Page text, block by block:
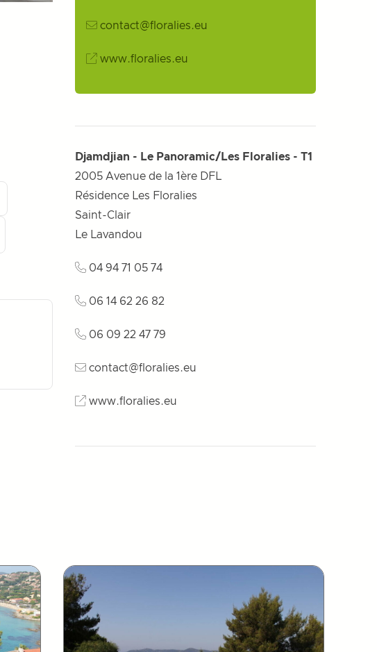
contact@floralies.eu
www.floralies.eu
Djamdjian - Le Panoramic/Les Floralies - T1
2005 Avenue de la 1ère DFL
Résidence Les Floralies
Saint-Clair
Le Lavandou
04 94 71 05 74
06 14 62 26 82
06 09 22 47 79
contact@floralies.eu
www.floralies.eu